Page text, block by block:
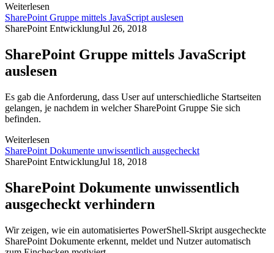
Weiterlesen
SharePoint Gruppe mittels JavaScript auslesen
SharePoint EntwicklungJul 26, 2018
SharePoint Gruppe mittels JavaScript
auslesen
Es gab die Anforderung, dass User auf unterschiedliche Startseiten
gelangen, je nachdem in welcher SharePoint Gruppe Sie sich
befinden.
Weiterlesen
SharePoint Dokumente unwissentlich ausgecheckt
SharePoint EntwicklungJul 18, 2018
SharePoint Dokumente unwissentlich
ausgecheckt verhindern
Wir zeigen, wie ein automatisiertes PowerShell-Skript ausgecheckte
SharePoint Dokumente erkennt, meldet und Nutzer automatisch